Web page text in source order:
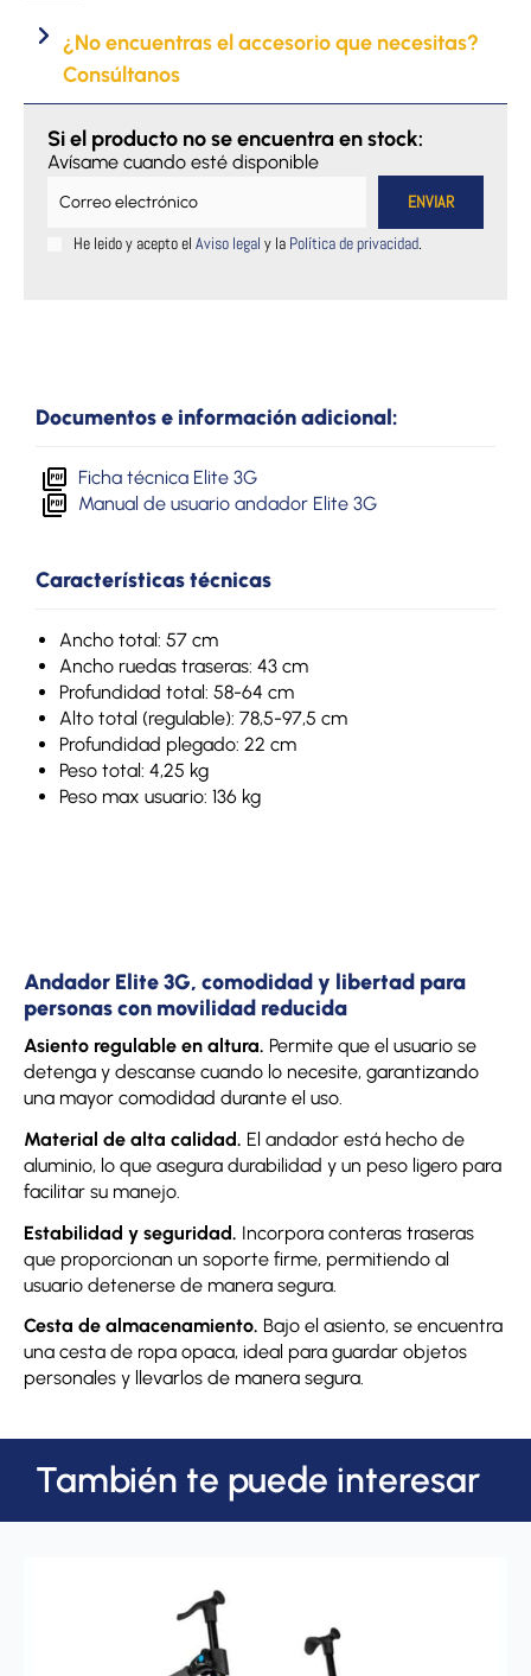
¿No encuentras el accesorio que necesitas?
Consúltanos
Si el producto no se encuentra en stock:
Avísame cuando esté disponible
He leido y acepto el Aviso legal y la Política de privacidad
Documentos e información adicional:
Ficha técnica Elite 3G
Manual de usuario andador Elite 3G
Características técnicas
Ancho total: 57 cm
Ancho ruedas traseras: 43 cm
Profundidad total: 58-64 cm
Alto total (regulable): 78,5-97,5 cm
Profundidad plegado: 22 cm
Peso total: 4,25 kg
Peso max usuario: 136 kg
Andador Elite 3G, comodidad y libertad para
personas con movilidad reducida
Asiento regulable en altura. Permite que el usuario se
detenga y descanse cuando lo necesite, garantizando
una mayor comodidad durante el uso.
Material de alta calidad. El andador está hecho de
aluminio, lo que asegura durabilidad y un peso ligero para
facilitar su manejo.
Estabilidad y seguridad. Incorpora conteras traseras
que proporcionan un soporte firme, permitiendo al
usuario detenerse de manera segura.
Cesta de almacenamiento. Bajo el asiento, se encuentra
una cesta de ropa opaca, ideal para guardar objetos
personales y llevarlos de manera segura.
También te puede interesar